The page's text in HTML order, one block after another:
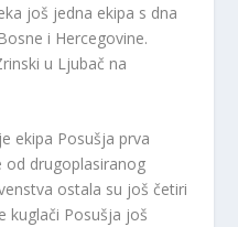
još jedna ekipa s dna
i Hercegovine.
u Ljubač na
ekipa Posušja prva
od drugoplasiranog
ostala su još četiri
kuglači Posušja još